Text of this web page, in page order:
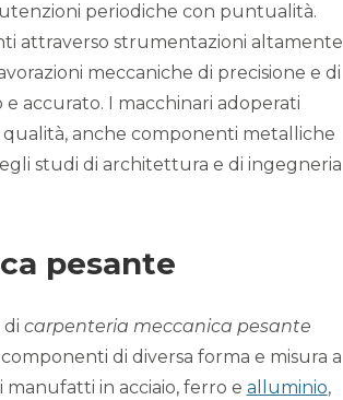
periodiche con puntualità.
attraverso strumentazioni altamente
meccaniche di precisione e di
accurato. I macchinari adoperati
anche componenti metalliche
studi di architettura e di ingegneria
pesante
carpenteria meccanica pesante
di diversa forma e misura a
manufatti in acciaio, ferro e alluminio,